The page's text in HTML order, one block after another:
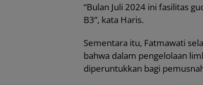
“Bulan Juli 2024 ini fasilitas
B3”, kata Haris.
Sementara itu, Fatmawati
bahwa dalam pengelolaan
diperuntukkan bagi